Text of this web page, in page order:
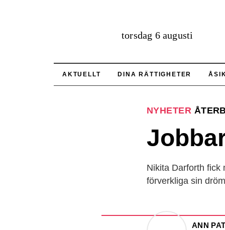
torsdag 6 augusti
AKTUELLT DINA RÄTTIGHETER
NYHETER
Nikita Darforth fick
förverkliga sin
ANN